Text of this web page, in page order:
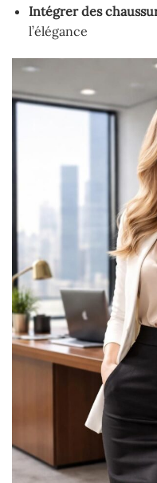
Intégrer des
l’élégance